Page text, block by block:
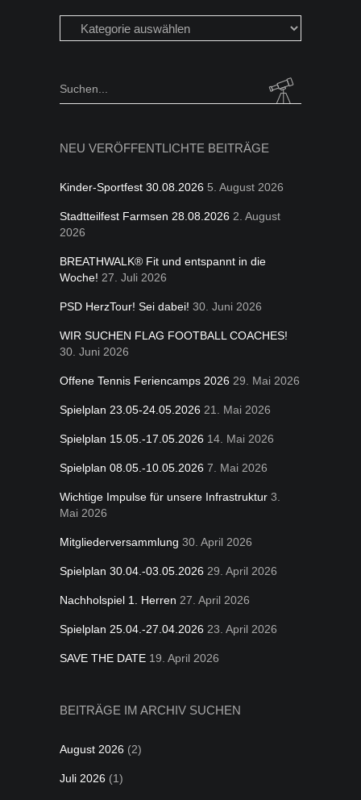
Beiträge
in
Kategorien
Search
NEU VERÖFFENTLICHTE BEITRÄGE
Kinder-Sportfest 30.08.2026 5. August 2026
Stadtteilfest Farmsen 28.08.2026 2. August
2026
BREATHWALK® Fit und entspannt in die
Woche! 27. Juli 2026
PSD HerzTour! Sei dabei! 30. Juni 2026
WIR SUCHEN FLAG FOOTBALL COACHES!
30. Juni 2026
Offene Tennis Feriencamps 2026 29. Mai 2026
Spielplan 23.05-24.05.2026 21. Mai 2026
Spielplan 15.05.-17.05.2026 14. Mai 2026
Spielplan 08.05.-10.05.2026 7. Mai 2026
Wichtige Impulse für unsere Infrastruktur 3.
Mai 2026
Mitgliederversammlung 30. April 2026
Spielplan 30.04.-03.05.2026 29. April 2026
Nachholspiel 1. Herren 27. April 2026
Spielplan 25.04.-27.04.2026 23. April 2026
SAVE THE DATE 19. April 2026
BEITRÄGE IM ARCHIV SUCHEN
August 2026 (2)
Juli 2026 (1)